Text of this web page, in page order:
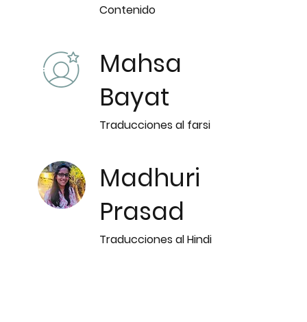
Contenido
Mahsa
Bayat
Traducciones al farsi
Madhuri
Prasad
Traducciones al Hindi